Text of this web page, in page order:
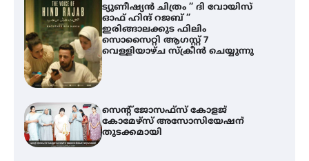
ട്യുണീഷ്യൻ ചിത്രം ” ദി വോയിസ്
ഓഫ് ഹിന്ദ് റജബ് ”
ഇരിങ്ങാലക്കുട ഫിലിം
സൊസൈറ്റി ആഗസ്റ്റ് 7
വെള്ളിയാഴ്ച സ്‌ക്രീൻ ചെയ്യുന്നു
സെന്റ് ജോസഫ്സ് കോളജ്
കോമേഴ്‌സ് അസോസിയേഷന്
തുടക്കമായി